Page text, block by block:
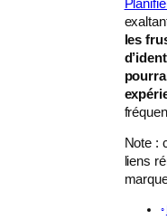
les
Note :
liens